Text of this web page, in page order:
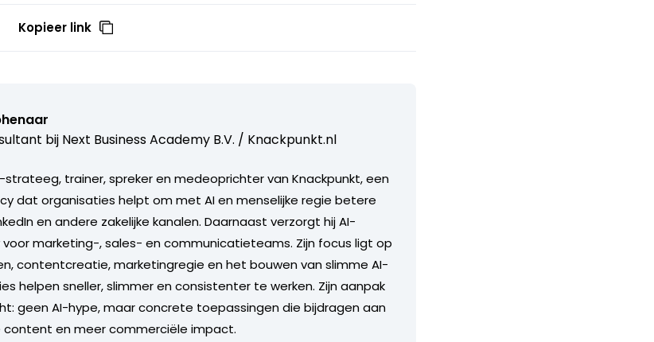
Kopieer link
bij Next Business Academy B.V. / Knackpunkt.nl
strateeg, trainer, spreker en medeoprichter van Knackpunkt, een
dat organisaties helpt om met AI en menselijke regie betere
en andere zakelijke kanalen. Daarnaast verzorgt hij AI-
marketing-, sales- en communicatieteams. Zijn focus ligt op
contentcreatie, marketingregie en het bouwen van slimme AI-
helpen sneller, slimmer en consistenter te werken. Zijn aanpak
geen AI-hype, maar concrete toepassingen die bijdragen aan
en meer commerciële impact.